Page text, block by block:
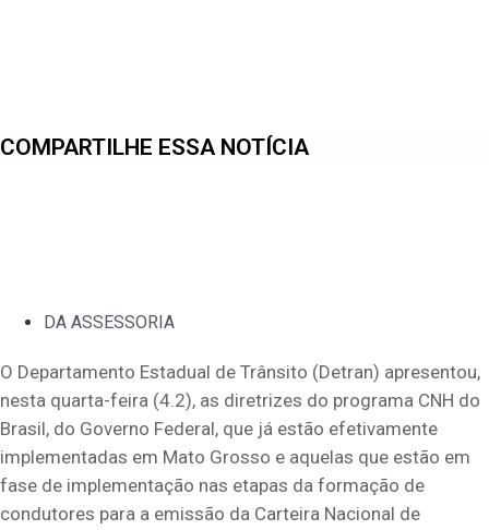
COMPARTILHE ESSA NOTÍCIA
DA ASSESSORIA
O Departamento Estadual de Trânsito (Detran) apresentou,
nesta quarta-feira (4.2), as diretrizes do programa CNH do
Brasil, do Governo Federal, que já estão efetivamente
implementadas em Mato Grosso e aquelas que estão em
fase de implementação nas etapas da formação de
condutores para a emissão da Carteira Nacional de